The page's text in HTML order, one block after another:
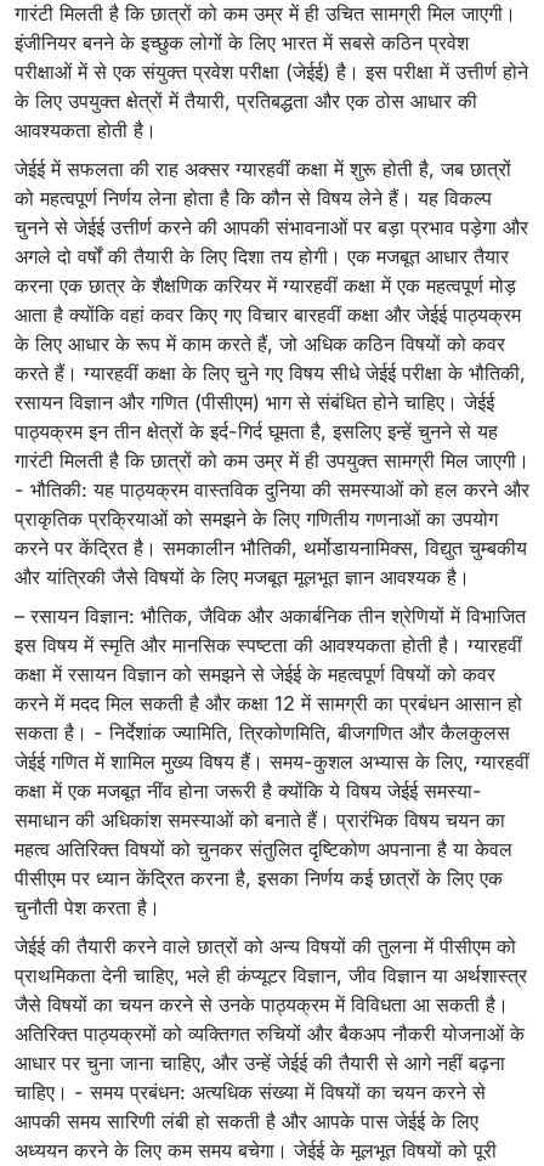
गारंटी मिलती है कि छात्रों को कम उम्र में ही उचित सामग्री मिल जाएगी।
इंजीनियर बनने के इच्छुक लोगों के लिए भारत में सबसे कठिन प्रवेश
परीक्षाओं में से एक संयुक्त प्रवेश परीक्षा (जेईई) है। इस परीक्षा में उत्तीर्ण होने
के लिए उपयुक्त क्षेत्रों में तैयारी, प्रतिबद्धता और एक ठोस आधार की
आवश्यकता होती है।
जेईई में सफलता की राह अक्सर ग्यारहवीं कक्षा में शुरू होती है, जब छात्रों
को महत्वपूर्ण निर्णय लेना होता है कि कौन से विषय लेने हैं। यह विकल्प
चुनने से जेईई उत्तीर्ण करने की आपकी संभावनाओं पर बड़ा प्रभाव पड़ेगा और
अगले दो वर्षों की तैयारी के लिए दिशा तय होगी। एक मजबूत आधार तैयार
करना एक छात्र के शैक्षणिक करियर में ग्यारहवीं कक्षा में एक महत्वपूर्ण मोड़
आता है क्योंकि वहां कवर किए गए विचार बारहवीं कक्षा और जेईई पाठ्यक्रम
के लिए आधार के रूप में काम करते हैं, जो अधिक कठिन विषयों को कवर
करते हैं। ग्यारहवीं कक्षा के लिए चुने गए विषय सीधे जेईई परीक्षा के भौतिकी,
रसायन विज्ञान और गणित (पीसीएम) भाग से संबंधित होने चाहिए। जेईई
पाठ्यक्रम इन तीन क्षेत्रों के इर्द-गिर्द घूमता है, इसलिए इन्हें चुनने से यह
गारंटी मिलती है कि छात्रों को कम उम्र में ही उपयुक्त सामग्री मिल जाएगी।
- भौतिकी: यह पाठ्यक्रम वास्तविक दुनिया की समस्याओं को हल करने और
प्राकृतिक प्रक्रियाओं को समझने के लिए गणितीय गणनाओं का उपयोग
करने पर केंद्रित है। समकालीन भौतिकी, थर्मोडायनामिक्स, विद्युत चुम्बकीय
और यांत्रिकी जैसे विषयों के लिए मजबूत मूलभूत ज्ञान आवश्यक है।
– रसायन विज्ञान: भौतिक, जैविक और अकार्बनिक तीन श्रेणियों में विभाजित
इस विषय में स्मृति और मानसिक स्पष्टता की आवश्यकता होती है। ग्यारहवीं
कक्षा में रसायन विज्ञान को समझने से जेईई के महत्वपूर्ण विषयों को कवर
करने में मदद मिल सकती है और कक्षा 12 में सामग्री का प्रबंधन आसान हो
सकता है। - निर्देशांक ज्यामिति, त्रिकोणमिति, बीजगणित और कैलकुलस
जेईई गणित में शामिल मुख्य विषय हैं। समय-कुशल अभ्यास के लिए, ग्यारहवीं
कक्षा में एक मजबूत नींव होना जरूरी है क्योंकि ये विषय जेईई समस्या-
समाधान की अधिकांश समस्याओं को बनाते हैं। प्रारंभिक विषय चयन का
महत्व अतिरिक्त विषयों को चुनकर संतुलित दृष्टिकोण अपनाना है या केवल
पीसीएम पर ध्यान केंद्रित करना है, इसका निर्णय कई छात्रों के लिए एक
चुनौती पेश करता है।
जेईई की तैयारी करने वाले छात्रों को अन्य विषयों की तुलना में पीसीएम को
प्राथमिकता देनी चाहिए, भले ही कंप्यूटर विज्ञान, जीव विज्ञान या अर्थशास्त्र
जैसे विषयों का चयन करने से उनके पाठ्यक्रम में विविधता आ सकती है।
अतिरिक्त पाठ्यक्रमों को व्यक्तिगत रुचियों और बैकअप नौकरी योजनाओं के
आधार पर चुना जाना चाहिए, और उन्हें जेईई की तैयारी से आगे नहीं बढ़ना
चाहिए। - समय प्रबंधन: अत्यधिक संख्या में विषयों का चयन करने से
आपकी समय सारिणी लंबी हो सकती है और आपके पास जेईई के लिए
अध्ययन करने के लिए कम समय बचेगा। जेईई के मूलभूत विषयों को पूरी